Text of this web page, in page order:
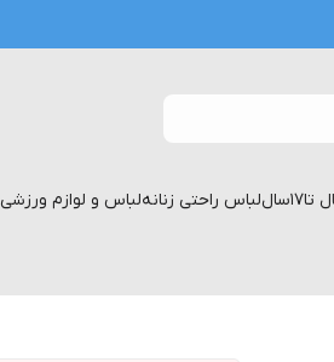
لباس راحتی زنانهلباس و لوازم ورزشی